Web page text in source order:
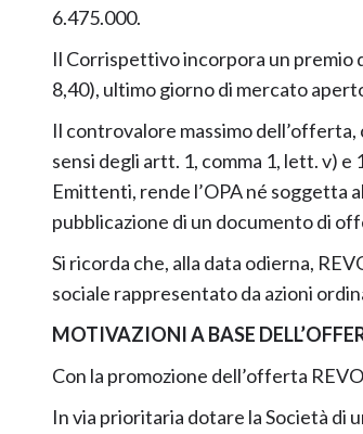
6.475.000.
Il Corrispettivo incorpora un premio
8,40), ultimo giorno di mercato
Il controvalore massimo dell’offerta,
sensi degli artt. 1, comma 1, lett. v)
Emittenti, rende l’OPA né soggetta
pubblicazione di un documento di
Si ricorda che, alla data odierna,
sociale rappresentato da azioni
MOTIVAZIONI A BASE
Con la promozione dell’offerta
In via prioritaria dotare la Società di